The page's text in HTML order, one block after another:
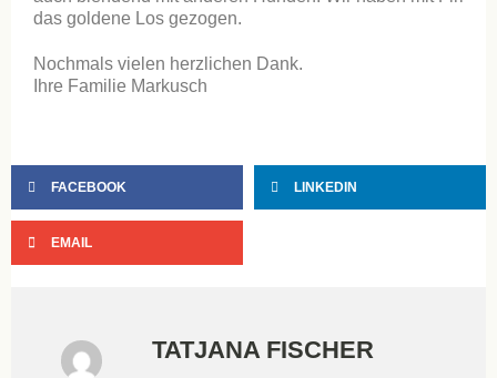
das goldene Los gezogen.
Nochmals vielen herzlichen Dank.
Ihre Familie Markusch
FACEBOOK LINKEDIN
EMAIL
TATJANA FISCHER